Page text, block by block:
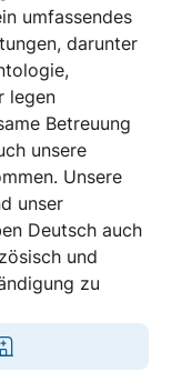
umfassendes
darunter
legen
Betreuung
unsere
Unsere
unser
Deutsch auch
und
zu